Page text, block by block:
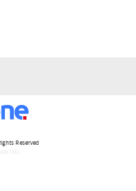
Reserved